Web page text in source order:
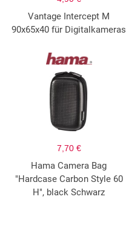
Vantage Intercept M
90x65x40 für Digitalkameras
7,70 €
Hama Camera Bag
"Hardcase Carbon Style 60
H", black Schwarz